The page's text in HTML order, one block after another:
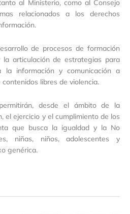
al Ministerio, como al Consejo
relacionados a los derechos
de procesos de formación
articulación de estrategias para
la información y comunicación a
libres de violencia.
desde el ámbito de la
el ejercicio y el cumplimiento de los
que busca la igualdad y la No
niñas, niños, adolescentes y
genérica.